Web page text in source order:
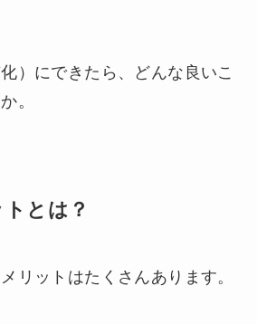
）にできたら、どんな良いこ
。
とは？
リットはたくさんあります。